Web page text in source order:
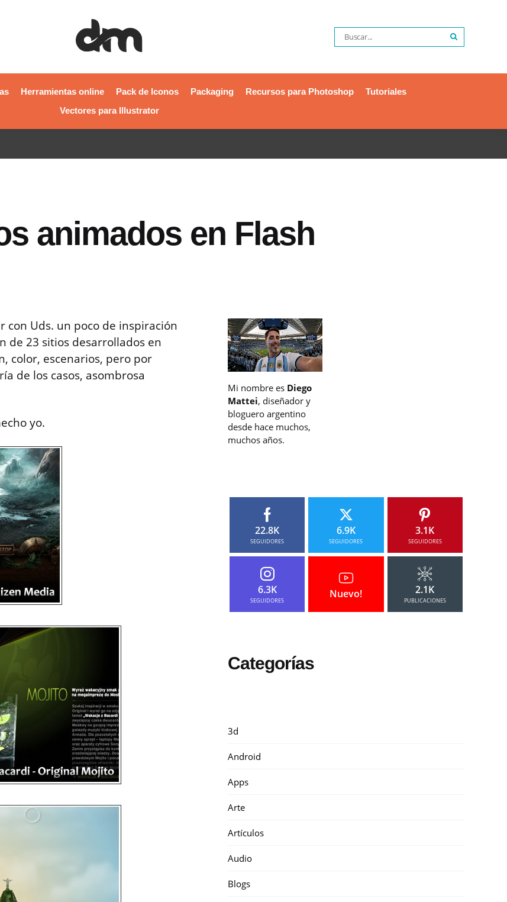
Herramientas online Pack de Iconos Packaging Recursos para Photoshop
Tutoriales
Vectores para Illustrator
animados en Flash
con Uds. un poco de inspiración
de 23 sitios desarrollados en
color, escenarios, pero por
de los casos, asombrosa
yo.
Mi nombre es Diego
Mattei, diseñador y
bloguero argentino
desde hace muchos,
muchos años.
22.8K
SEGUIDORES
6.9K
SEGUIDORES
3.1K
SEGUIDORES
6.3K
SEGUIDORES
Nuevo! 2.1K
PUBLICACIONES
Categorías
3d
Android
Apps
Arte
Artículos
Audio
Blogs